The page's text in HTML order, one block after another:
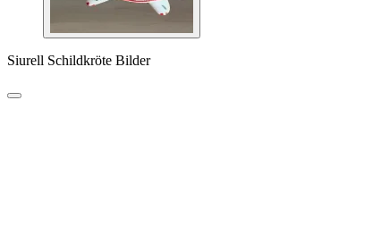
Siurell Schildkröte Bilder